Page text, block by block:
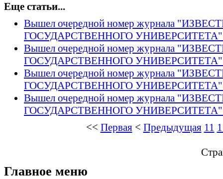
Еще статьи...
Вышел очередной номер журнала
ГОСУДАРСТВЕННОГО УНИВЕРСИТЕТА"
Вышел очередной номер журнала
ГОСУДАРСТВЕННОГО УНИВЕРСИТЕТА"
Вышел очередной номер журнала
ГОСУДАРСТВЕННОГО УНИВЕРСИТЕТА"
Вышел очередной номер журнала
ГОСУДАРСТВЕННОГО УНИВЕРСИТЕТА"
<< Первая< Предыдущая 11
Главное меню